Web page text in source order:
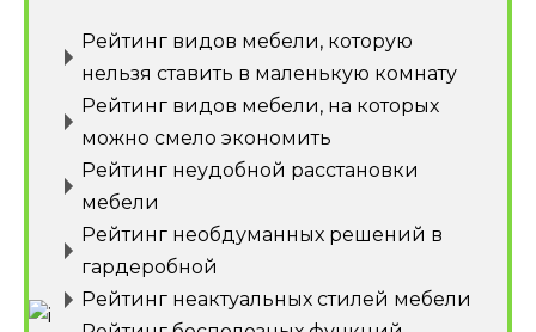
Рейтинг видов мебели, которую
нельзя ставить в маленькую комнату
Рейтинг видов мебели, на которых
можно смело экономить
Рейтинг неудобной расстановки
мебели
Рейтинг необдуманных решений в
гардеробной
Рейтинг неактуальных стилей мебели